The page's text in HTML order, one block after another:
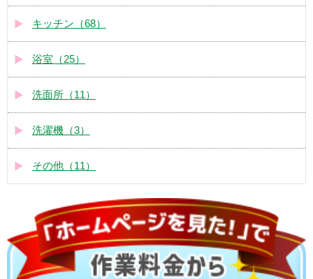
キッチン（68）
浴室（25）
洗面所（11）
洗濯機（3）
その他（11）